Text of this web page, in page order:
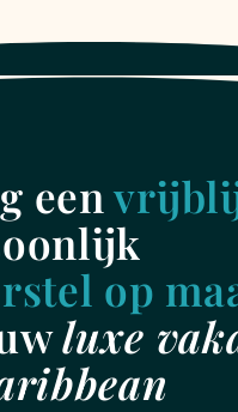
een
op
luxe